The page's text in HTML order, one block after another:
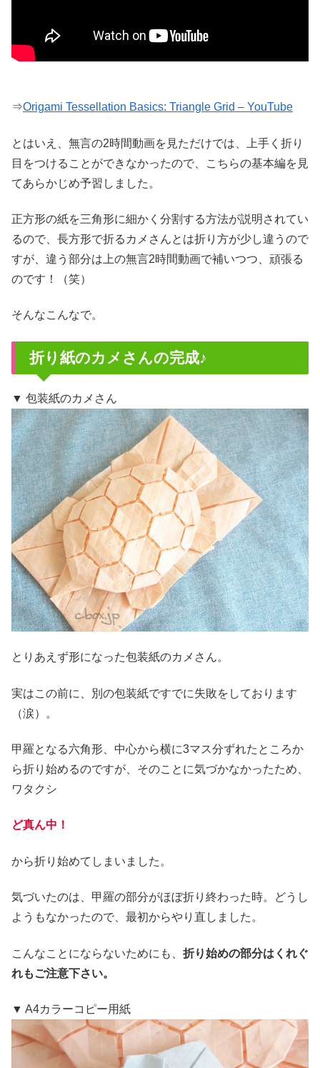
⇒Origami Tessellation Basics: Triangle Grid – YouTube
とはいえ、無言の2時間動画を見ただけでは、上手く折り
目をつけることができなかったので、こちらの基本編を見
てあらかじめ予習しました。
正方形の紙を三角形に細かく分割する方法が説明されてい
るので、長方形で折るカメさんとは折り方が少し違うので
すが、違う部分は上の無言2時間動画で補いつつ、頑張る
のです！（笑）
そんなこんなで。
折り紙のカメさんの完成♪
▼ 包装紙のカメさん
とりあえず形になった包装紙のカメさん。
実はこの前に、別の包装紙ですでに失敗をしております
（涙）。
甲羅となる六角形、中心から横に3マス分ずれたところか
ら折り始めるのですが、そのことに気づかなかったため、
ワタクシ
ど真ん中！
から折り始めてしまいました。
気づいたのは、甲羅の部分がほぼ折り終わった時。どうし
ようもなかったので、最初からやり直しました。
こんなことにならないためにも、 折り始めの部分はくれぐ
れもご注意下さい。
▼ A4カラーコピー用紙